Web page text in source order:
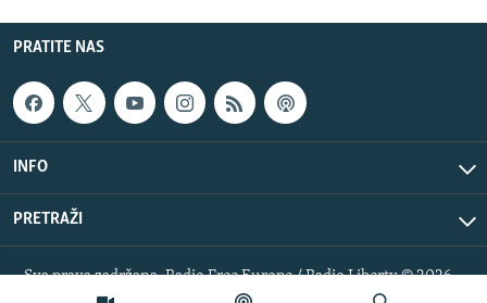
PRATITE NAS
INFO
PRETRAŽI
Sva prava zadržana. Radio Free Europe / Radio Liberty © 2026
RFE/RL, Inc.